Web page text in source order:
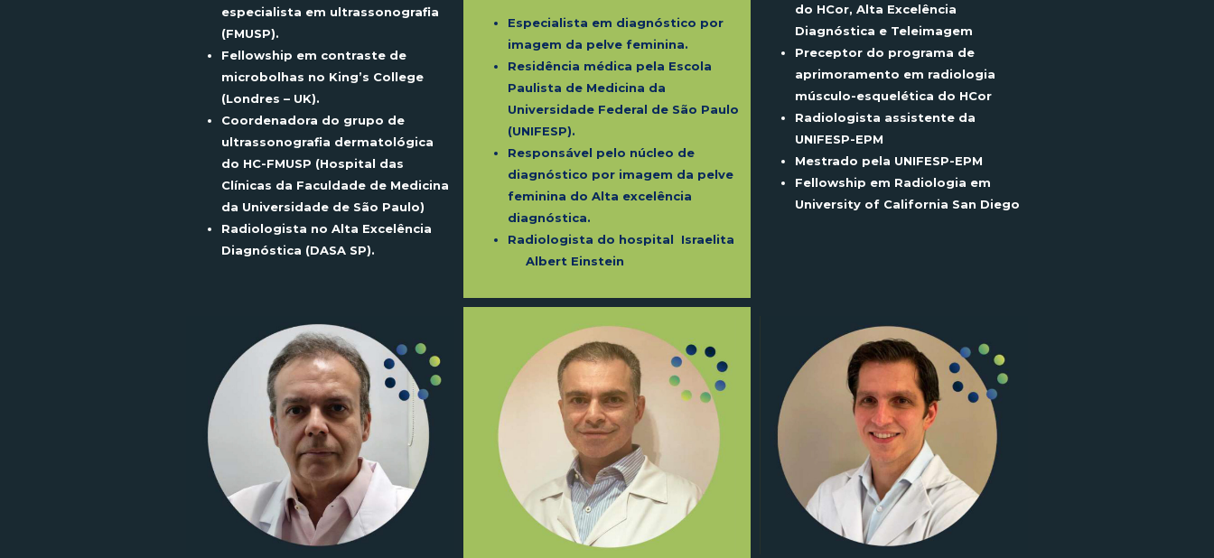
especialista em ultrassonografia
(FMUSP).
Fellowship em contraste de
microbolhas no King’s College
(Londres – UK).
Coordenadora do grupo de
ultrassonografia dermatológica
do HC-FMUSP (Hospital das
Clínicas da Faculdade de Medicina
da Universidade de São Paulo)
Radiologista no Alta Excelência
Diagnóstica (DASA SP).
Especialista em diagnóstico por
imagem da pelve feminina.
Residência médica pela Escola
Paulista de Medicina da
Universidade Federal de São Paulo
(UNIFESP).
Responsável pelo núcleo de
diagnóstico por imagem da pelve
feminina do Alta excelência
diagnóstica.
Radiologista do hospital Israelita
Albert Einstein
do HCor, Alta Excelência
Diagnóstica e Teleimagem
Preceptor do programa de
aprimoramento em radiologia
músculo-esquelética do HCor
Radiologista assistente da
UNIFESP-EPM
Mestrado pela UNIFESP-EPM
Fellowship em Radiologia em
University ofCalifornia San Diego